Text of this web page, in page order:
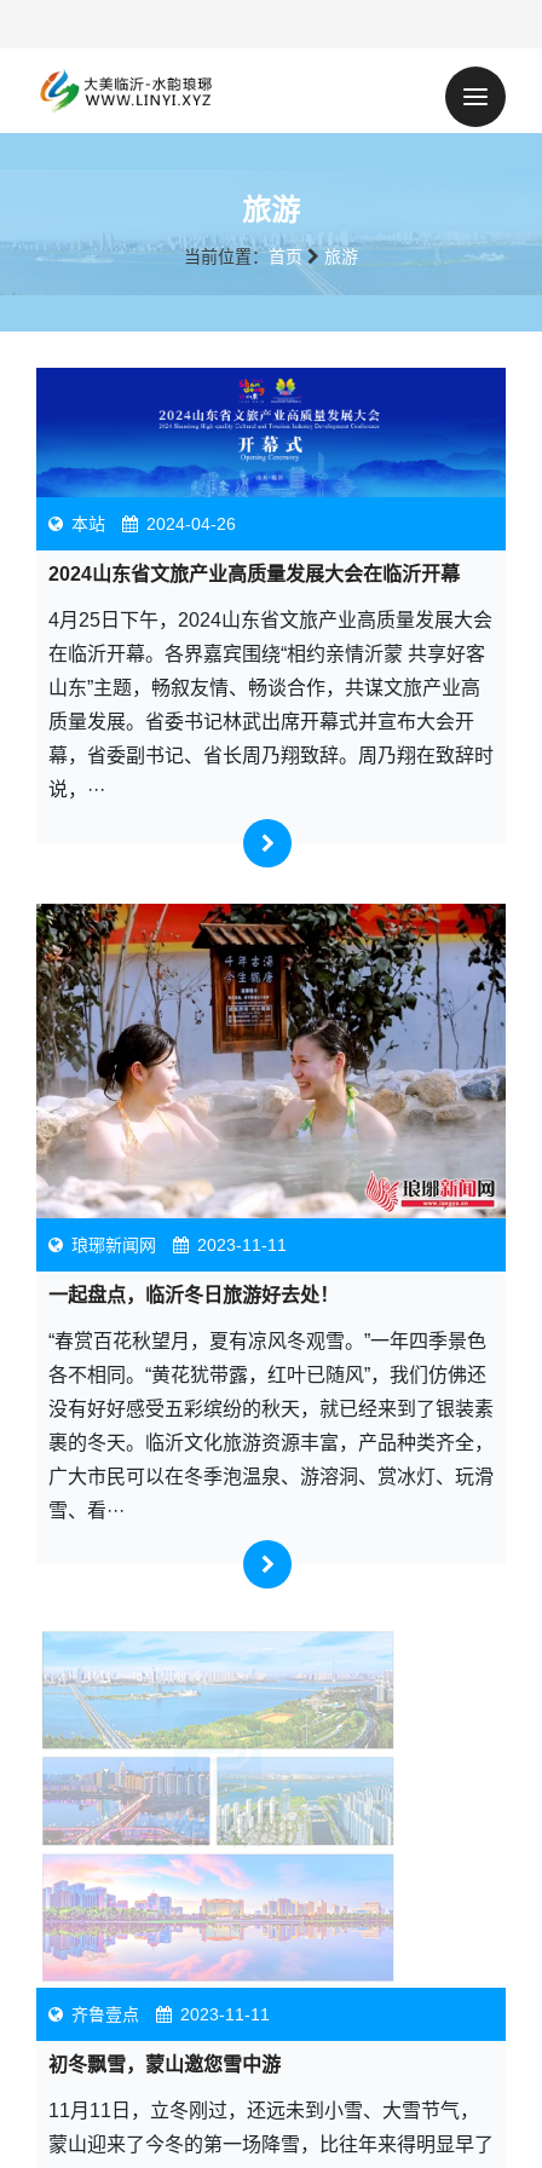
旅游
当前位置：首页 旅游
本站 2024-04-26
2024山东省文旅产业高质量发展大会在临沂开幕
4月25日下午，2024山东省文旅产业高质量发展大会
在临沂开幕。各界嘉宾围绕“相约亲情沂蒙 共享好客
山东”主题，畅叙友情、畅谈合作，共谋文旅产业高
质量发展。省委书记林武出席开幕式并宣布大会开
幕，省委副书记、省长周乃翔致辞。周乃翔在致辞时
说，···
琅琊新闻网 2023-11-11
一起盘点，临沂冬日旅游好去处！
“春赏百花秋望月，夏有凉风冬观雪。”一年四季景色
各不相同。“黄花犹带露，红叶已随风”，我们仿佛还
没有好好感受五彩缤纷的秋天，就已经来到了银装素
裹的冬天。临沂文化旅游资源丰富，产品种类齐全，
广大市民可以在冬季泡温泉、游溶洞、赏冰灯、玩滑
雪、看···
齐鲁壹点 2023-11-11
初冬飘雪，蒙山邀您雪中游
11月11日，立冬刚过，还远未到小雪、大雪节气，
蒙山迎来了今冬的第一场降雪，比往年来得明显早了